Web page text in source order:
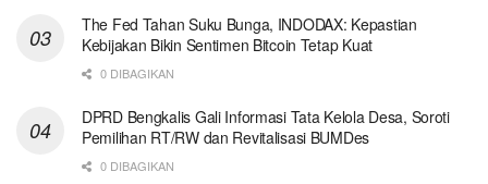
The Fed Tahan Suku Bunga, INDODAX: Kepastian
Kebijakan Bikin Sentimen Bitcoin Tetap Kuat
0 DIBAGIKAN
DPRD Bengkalis Gali Informasi Tata Kelola Desa, Soroti
Pemilihan RT/RW dan Revitalisasi BUMDes
0 DIBAGIKAN